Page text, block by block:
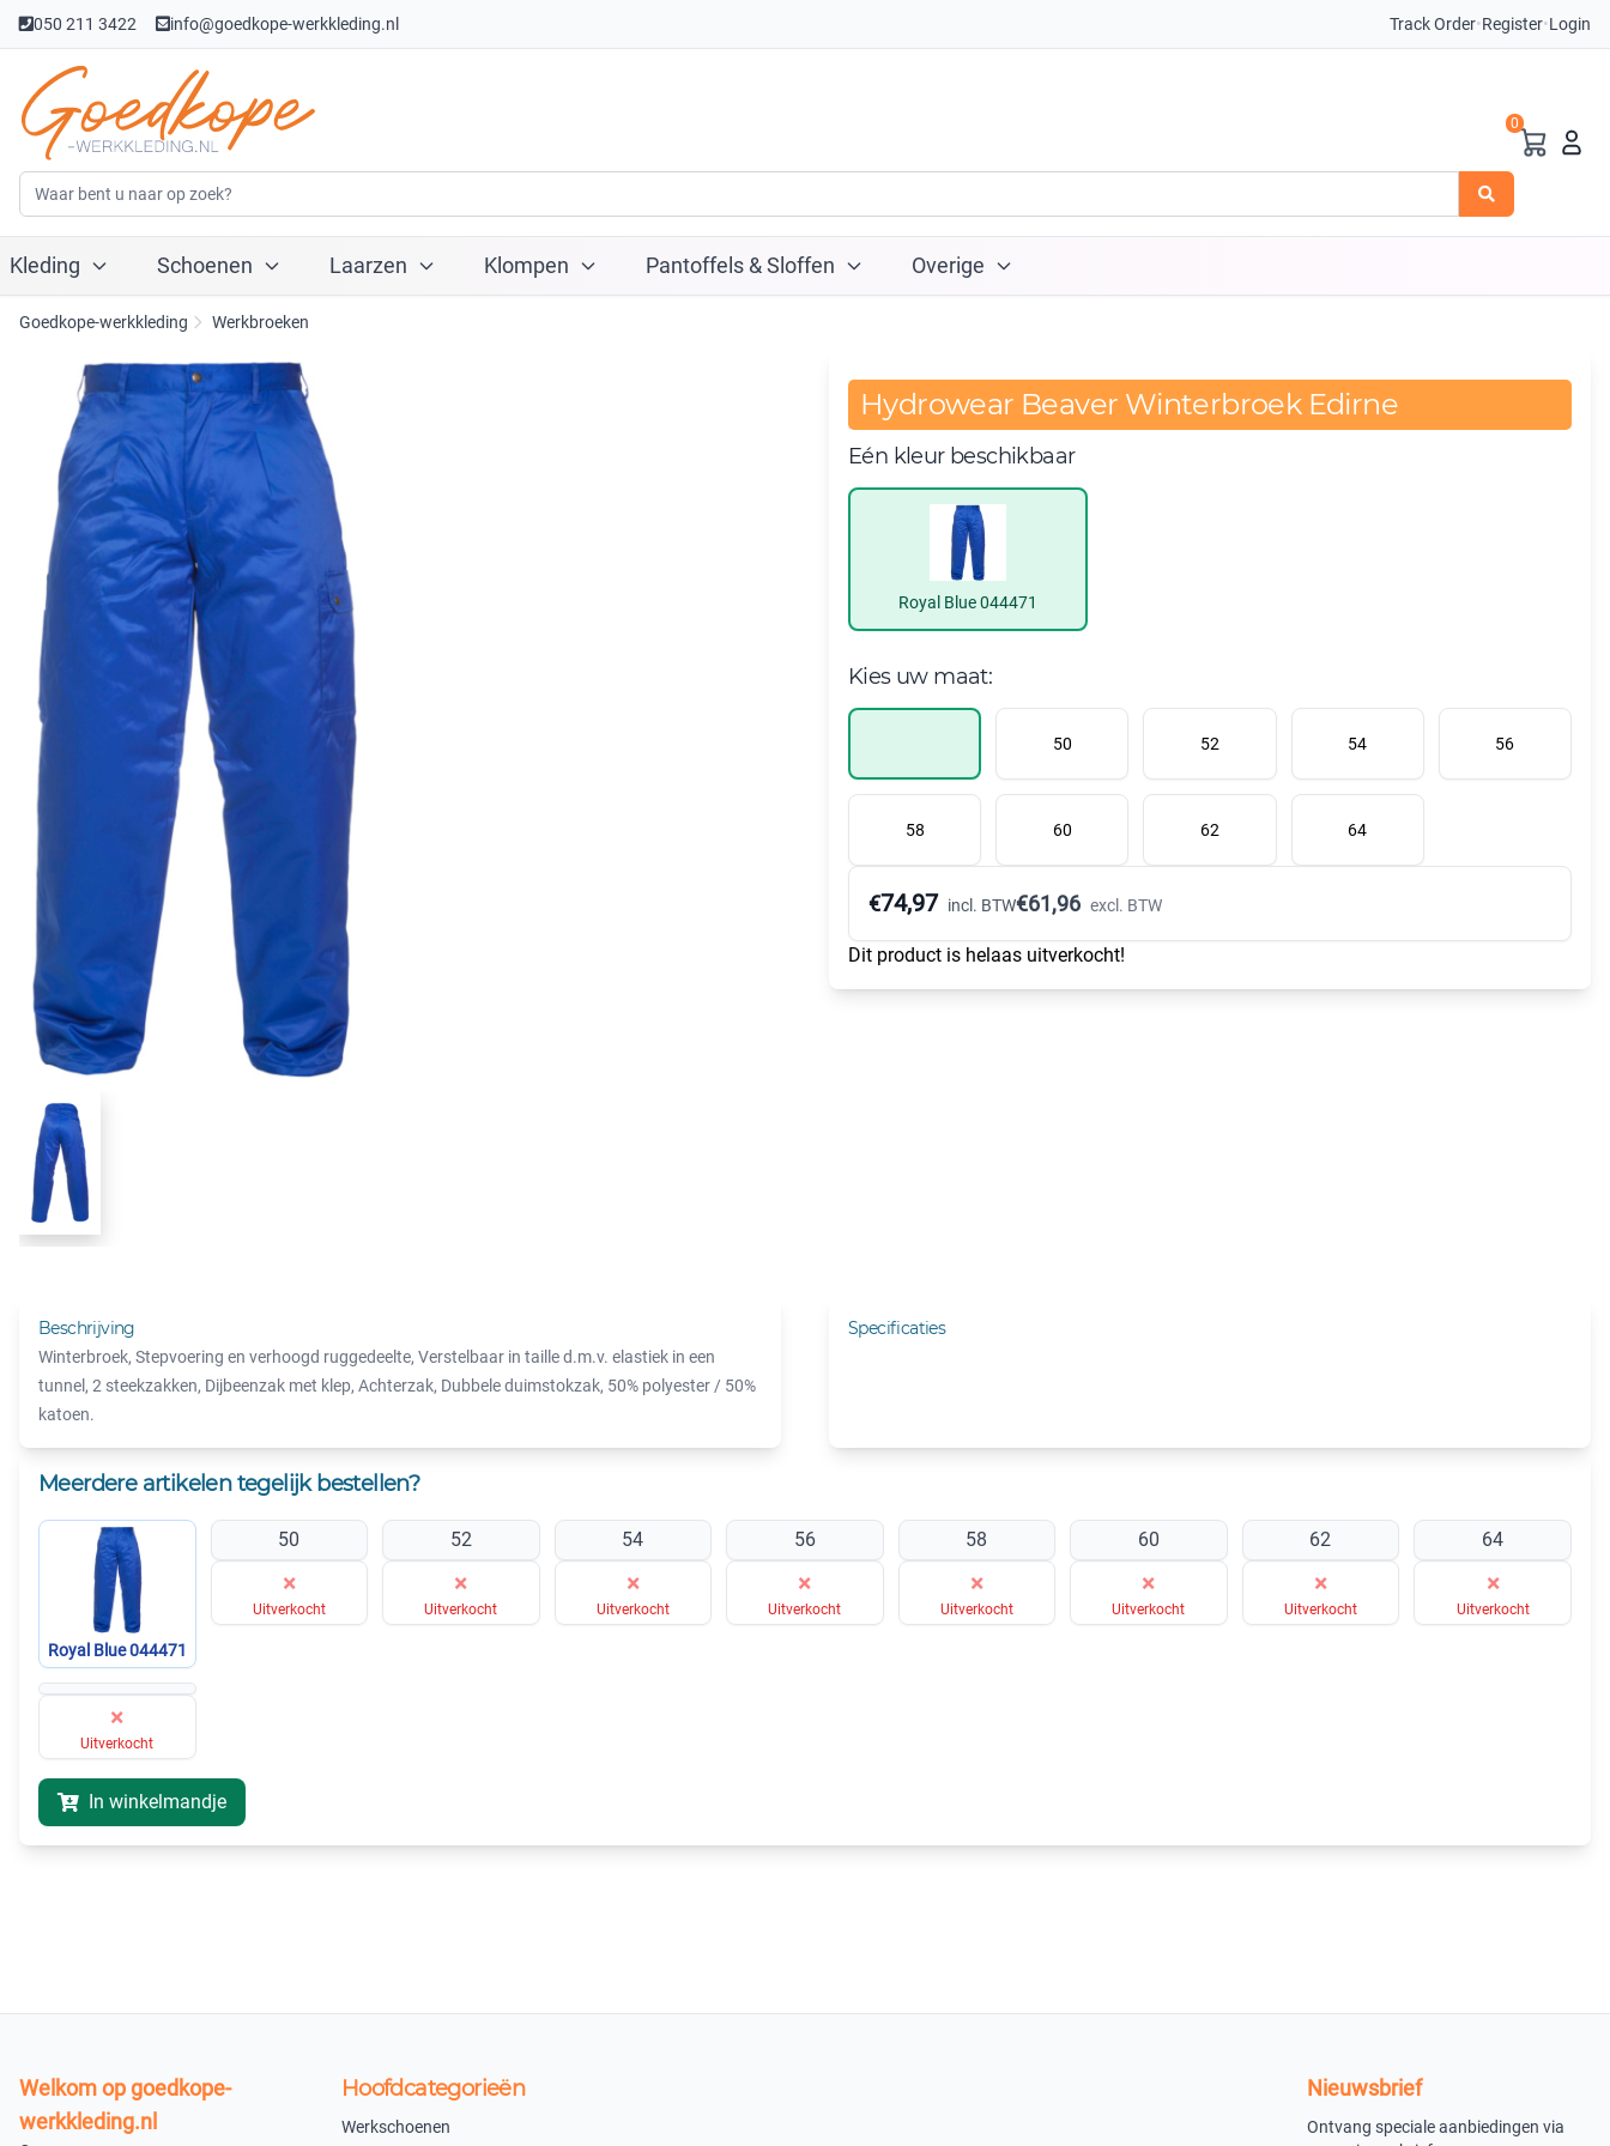
050 211 3422 info@goedkope-werkkleding.nl Track Order•Register•Login
0
Kleding Schoenen Laarzen Klompen Pantoffels & Sloffen Overige
Goedkope-werkkleding Werkbroeken
Hydrowear Beaver Winterbroek Edirne
Eén kleur beschikbaar
Royal Blue 044471
Kies uw maat:
50 52 54 56
58 60 62 64
€74,97 incl. BTW€61,96 excl. BTW
Dit product is helaas uitverkocht!
Beschrijving
Winterbroek, Stepvoering en verhoogd ruggedeelte, Verstelbaar in taille d.m.v. elastiek in een
tunnel, 2 steekzakken, Dijbeenzak met klep, Achterzak, Dubbele duimstokzak, 50% polyester / 50%
katoen.
Specificaties
Meerdere artikelen tegelijk bestellen?
Royal Blue 044471
50
×
Uitverkocht
52
×
Uitverkocht
54
×
Uitverkocht
56
×
Uitverkocht
58
×
Uitverkocht
60
×
Uitverkocht
62
×
Uitverkocht
64
×
Uitverkocht
×
Uitverkocht
In winkelmandje
Welkom op goedkope-
werkkleding.nl
Hoofdcategorieën
Werkschoenen
Nieuwsbrief
Ontvang speciale aanbiedingen via